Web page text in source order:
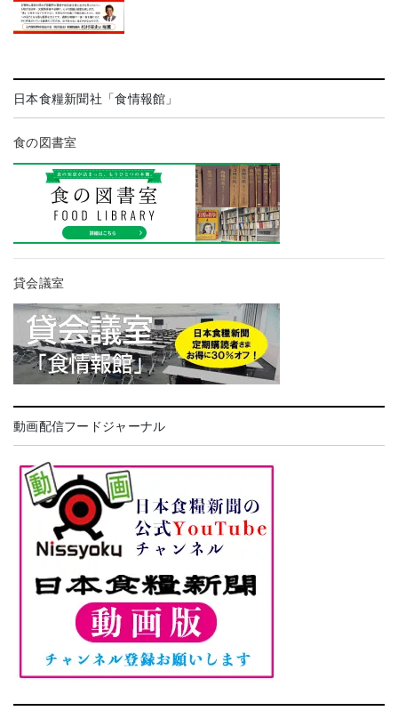
日本食糧新聞社「食情報館」
食の図書室
貸会議室
動画配信フードジャーナル